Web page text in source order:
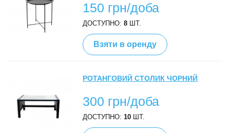
150 грн/доба
ДОСТУПНО:8 ШТ.
Взяти в оренду
РОТАНГОВИЙ СТОЛИК ЧОРНИЙ
300 грн/доба
ДОСТУПНО:10 ШТ.